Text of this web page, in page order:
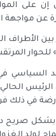
إن على
عن مواجهة
في
وحاسمة؛ لأن
في ذلك
بشكل صريح